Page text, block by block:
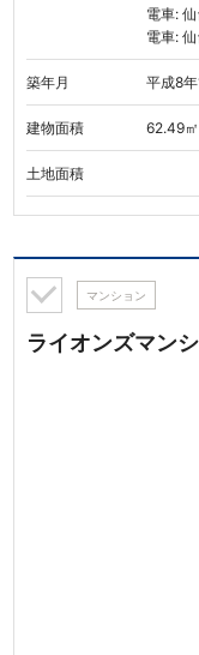
電車:
電車:
築年月 平成8
建物面積 62.49
土地面積
マンション
ライオンズマン